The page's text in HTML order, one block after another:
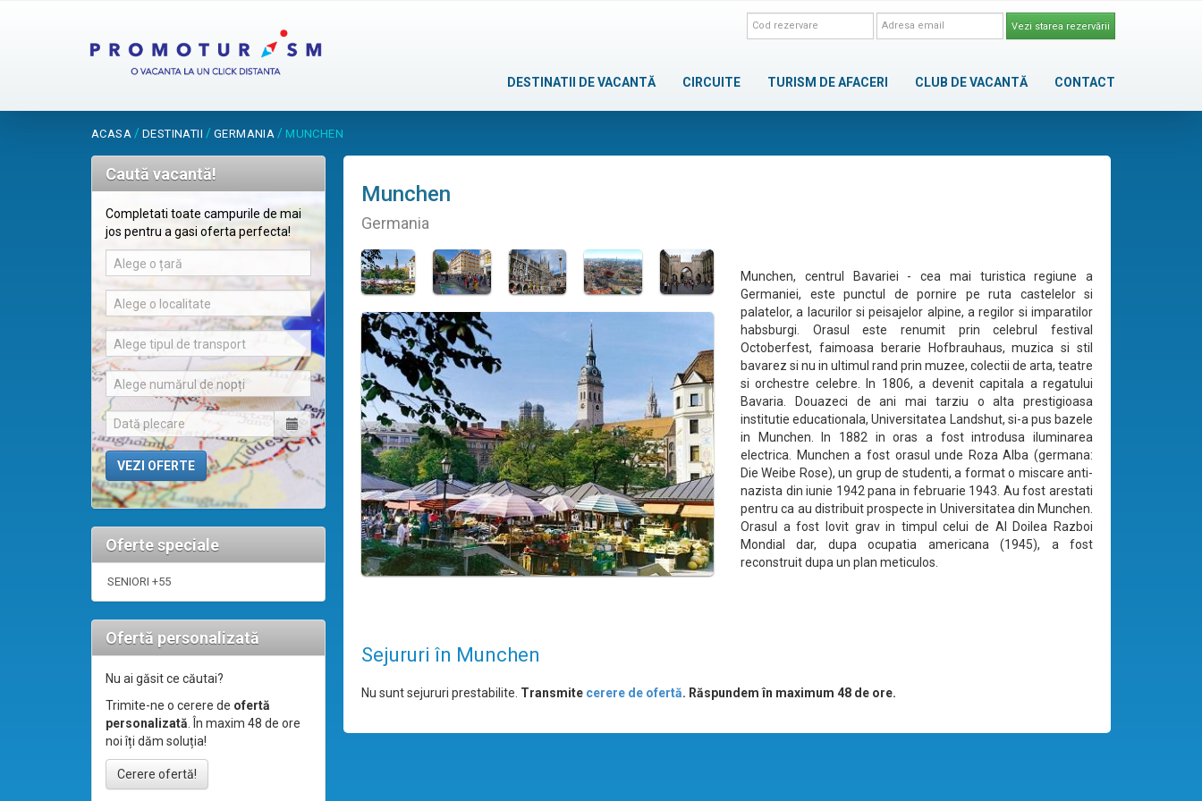
Vezi starea rezervării
DESTINATII DE VACANTĂ CIRCUITE TURISM DE AFACERI CLUB DE VACANTĂ CONTACT
ACASA / DESTINATII / GERMANIA / MUNCHEN
Caută vacantă!
Completati toate campurile de mai
jos pentru a gasi oferta perfecta!
Alege o țară
Alege o localitate
Alege tipul de transport
Alege numărul de nopți
Oferte speciale
SENIORI +55
Ofertă personalizată
Nu ai găsit ce căutai?
Trimite-ne o cerere de ofertă
personalizată. În maxim 48 de ore
noi îți dăm soluția!
Cerere ofertă!
Munchen
Germania
Munchen, centrul Bavariei - cea mai turistica regiune a
Germaniei, este punctul de pornire pe ruta castelelor si
palatelor, a lacurilor si peisajelor alpine, a regilor si imparatilor
habsburgi. Orasul este renumit prin celebrul festival
Octoberfest, faimoasa berarie Hofbrauhaus, muzica si stil
bavarez si nu in ultimul rand prin muzee, colectii de arta, teatre
si orchestre celebre. In 1806, a devenit capitala a regatului
Bavaria. Douazeci de ani mai tarziu o alta prestigioasa
institutie educationala, Universitatea Landshut, si-a pus bazele
in Munchen. In 1882 in oras a fost introdusa iluminarea
electrica. Munchen a fost orasul unde Roza Alba (germana:
Die Weibe Rose), un grup de studenti, a format o miscare anti-
nazista din iunie 1942 pana in februarie 1943. Au fost arestati
pentru ca au distribuit prospecte in Universitatea din Munchen.
Orasul a fost lovit grav in timpul celui de Al Doilea Razboi
Mondial dar, dupa ocupatia americana (1945), a fost
reconstruit dupa un plan meticulos.
Sejururi în Munchen
Nu sunt sejururi prestabilite. Transmite cerere de ofertă. Răspundem în maximum 48 de ore.